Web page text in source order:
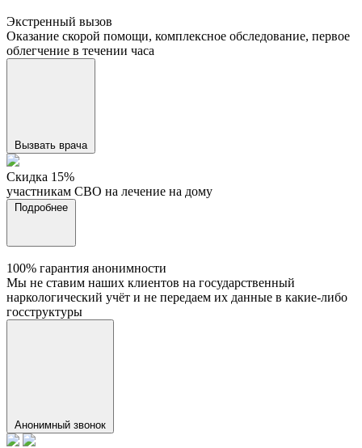
Экстренный вызов
Оказание скорой помощи, комплексное обследование, первое
облегчение в течении часа
Вызвать врача
Cкидка 15%
участникам СВО на лечение на дому
Подробнее
100% гарантия анонимности
Мы не ставим наших клиентов на государственный
наркологический учёт и не передаем их данные в какие-либо
госструктуры
Анонимный звонок